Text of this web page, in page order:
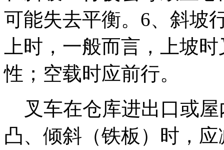
可能失去平衡。6、斜坡
上时，一般而言，上坡
性；空载时应前行。
叉车在仓库进出口或屋
凸、倾斜（铁板）时，